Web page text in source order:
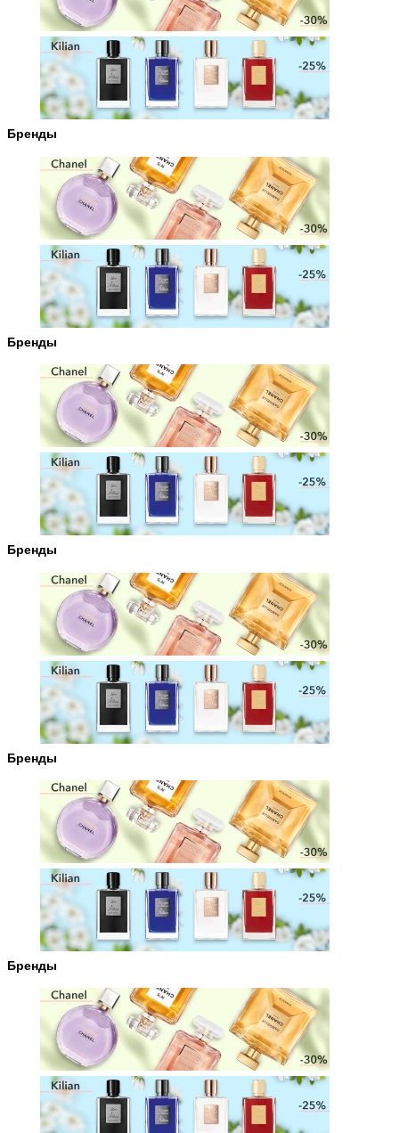
Бренды
Бренды
Бренды
Бренды
Бренды